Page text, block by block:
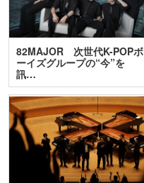
82MAJOR 次世代K-POPボ
ーイズグループの“今”を
訊…